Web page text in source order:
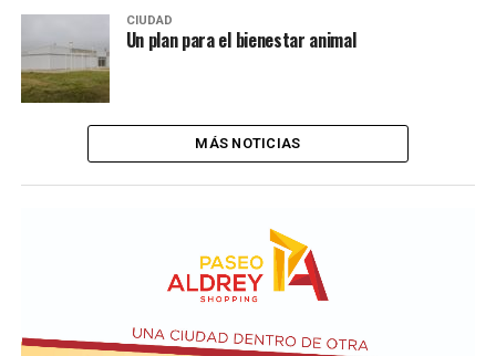
CIUDAD
Un plan para el bienestar animal
MÁS NOTICIAS